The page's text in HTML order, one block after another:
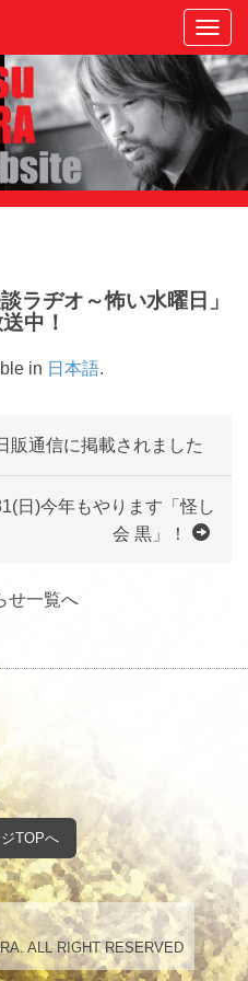
ラヂオ～怖い水曜日」
中！
in 日本語.
販通信に掲載されました
日)今年もやります「怪し
会 黒」！
せ一覧へ
TOPへ
ALL RIGHT RESERVED